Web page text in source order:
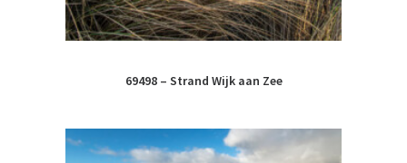
69498 – Strand Wijk aan Zee